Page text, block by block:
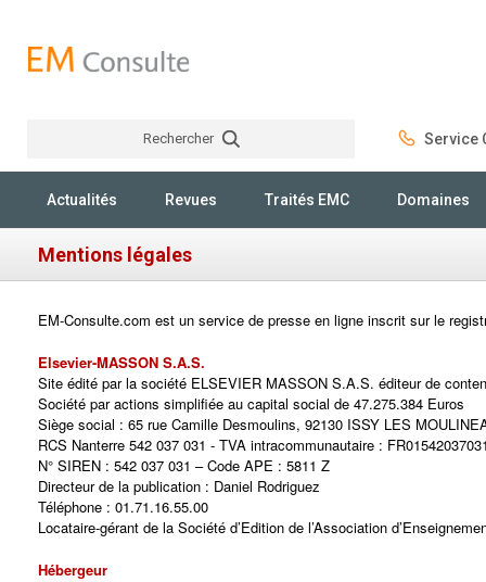
Rechercher Service
Actualités Revues Traités EMC Domaines
Mentions légales
EM-Consulte.com est un service de presse en ligne inscrit sur le
Elsevier-MASSON S.A.S.
Site édité par la société ELSEVIER MASSON S.A.S. éditeur de
Société par actions simplifiée au capital social de 47.275.384 Euros
Siège social : 65 rue Camille Desmoulins, 92130 ISSY LES
RCS Nanterre 542 037 031 - TVA intracommunautaire :
N° SIREN : 542 037 031 – Code APE : 5811 Z
Directeur de la publication : Daniel Rodriguez
Téléphone : 01.71.16.55.00
Locataire-gérant de la Société d’Edition de l’Association
Hébergeur